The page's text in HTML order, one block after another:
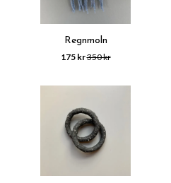
Regnmoln
175 kr350 kr